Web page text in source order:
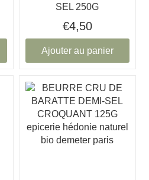
SEL 250G
€4,50
Ajouter au panier